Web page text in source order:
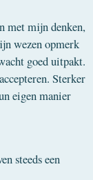
met mijn denken,
wezen opmerk
goed uitpakt.
Sterker
eigen manier
steeds een